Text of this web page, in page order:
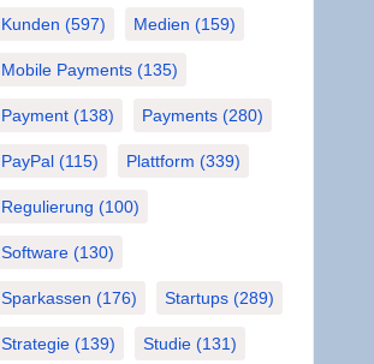
Kunden (597) Medien (159)
Mobile Payments(135)
Payment(138) Payments(280)
PayPal(115) Plattform (339)
Regulierung (100)
Software(130)
Sparkassen (176) Startups(289)
Strategie(139) Studie(131)